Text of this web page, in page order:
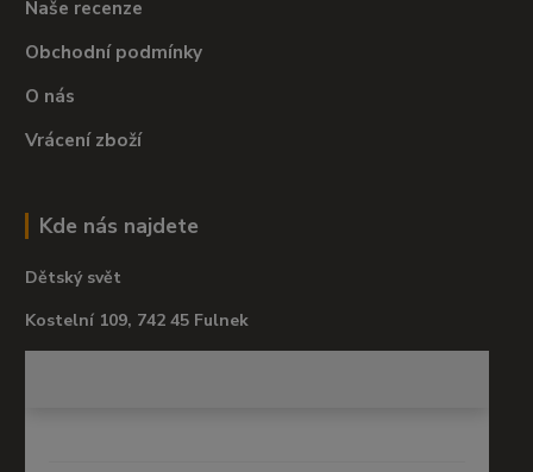
Naše recenze
Obchodní podmínky
O nás
Vrácení zboží
Kde nás najdete
Dětský svět
Kostelní 109, 742 45 Fulnek